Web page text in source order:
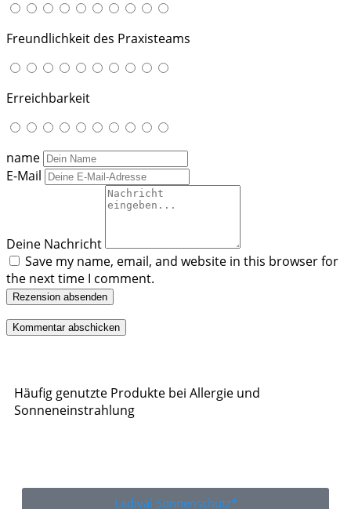
Freundlichkeit des Praxisteams
Erreichbarkeit
name
E-Mail
Deine Nachricht
Save my name, email, and website in this browser for
the next time I comment.
Rezension absenden
Häufig genutzte Produkte bei Allergie und
Sonneneinstrahlung
Ladival Sonnenschutz*